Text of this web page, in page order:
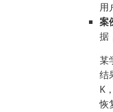
用
案
据
某
结
K
恢